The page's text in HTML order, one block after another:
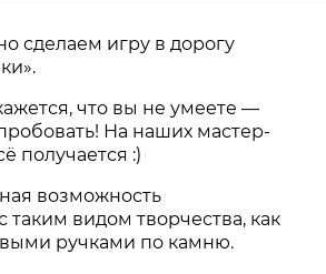
сделаем игру в дорогу
что вы не умеете —
На наших мастер-
получается :)
возможность
таким видом творчества, как
ручками по камню.